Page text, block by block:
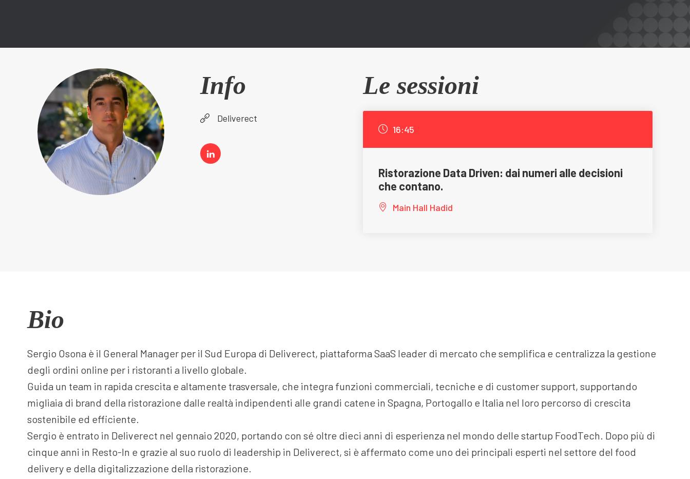
Info
Deliverect
Le sessioni
16:45
Ristorazione Data Driven: dai numeri alle decisioni
che contano.
Main Hall Hadid
Bio
Sergio Osona è il General Manager per il Sud Europa di Deliverect, piattaforma SaaS leader di mercato che semplifica e centralizza la gestione
degli ordini online per i ristoranti a livello globale.
Guida un team in rapida crescita e altamente trasversale, che integra funzioni commerciali, tecniche e di customer support, supportando
migliaia di brand della ristorazione dalle realtà indipendenti alle grandi catene in Spagna, Portogallo e Italia nel loro percorso di crescita
sostenibile ed efficiente.
Sergio è entrato in Deliverect nel gennaio 2020, portando con sé oltre dieci anni di esperienza nel mondo delle startup FoodTech. Dopo più di
cinque anni in Resto-In e grazie al suo ruolo di leadership in Deliverect, si è affermato come uno dei principali esperti nel settore del food
delivery e della digitalizzazione della ristorazione.